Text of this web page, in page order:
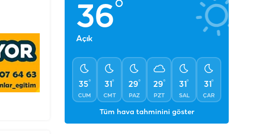
36°
Açık
35°
CUM
31°
CMT
29°
PAZ
29°
PZT
31°
SAL
31°
ÇAR
Tüm hava tahminini göster